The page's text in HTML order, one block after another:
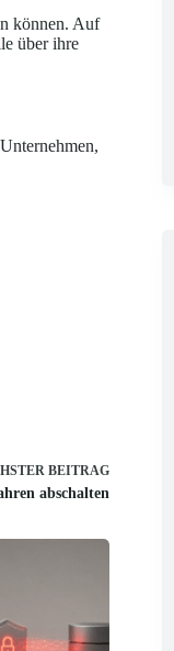
können. Auf
über ihre
BEITRAG
abschalten